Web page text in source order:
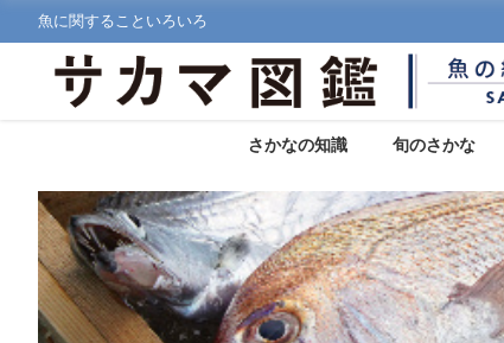
魚に関することいろいろ
さかなの知識 旬のさかな